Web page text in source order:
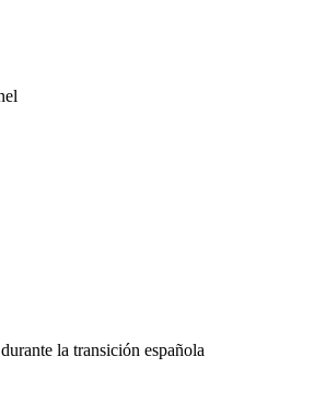
la transición española